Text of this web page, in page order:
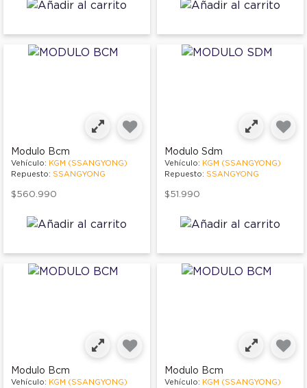
Modulo Bcm
Vehículo: KGM (SSANGYONG)
Repuesto: SSANGYONG
$560.990
Modulo Sdm
Vehículo: KGM (SSANGYONG)
Repuesto: SSANGYONG
$51.990
Modulo Bcm
Vehículo: KGM (SSANGYONG)
Modulo Bcm
Vehículo: KGM (SSANGYONG)